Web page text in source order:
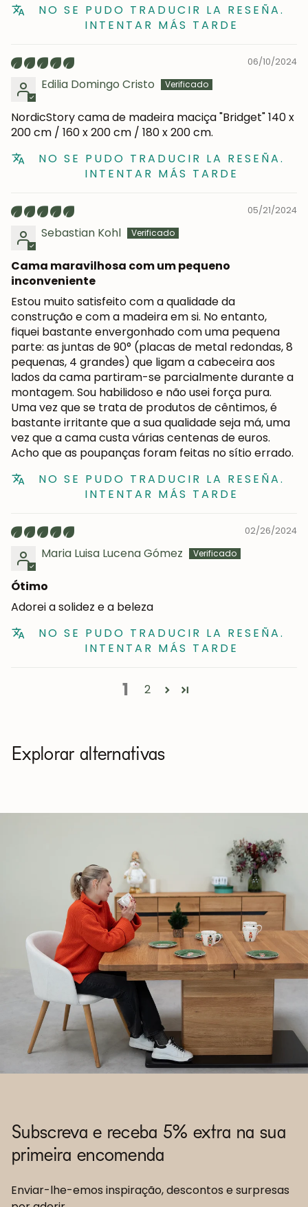
NO SE PUDO TRADUCIR LA RESEÑA.
INTENTAR MÁS TARDE
06/10/2024
Edilia Domingo Cristo
NordicStory cama de madeira maciça "Bridget" 140 x
200 cm / 160 x 200 cm / 180 x 200 cm.
NO SE PUDO TRADUCIR LA RESEÑA.
INTENTAR MÁS TARDE
05/21/2024
Sebastian Kohl
Cama maravilhosa com um pequeno
inconveniente
Estou muito satisfeito com a qualidade da
construção e com a madeira em si. No entanto,
fiquei bastante envergonhado com uma pequena
parte: as juntas de 90° (placas de metal redondas, 8
pequenas, 4 grandes) que ligam a cabeceira aos
lados da cama partiram-se parcialmente durante a
montagem. Sou habilidoso e não usei força pura.
Uma vez que se trata de produtos de cêntimos, é
bastante irritante que a sua qualidade seja má, uma
vez que a cama custa várias centenas de euros.
Acho que as poupanças foram feitas no sítio errado.
NO SE PUDO TRADUCIR LA RESEÑA.
INTENTAR MÁS TARDE
02/26/2024
Maria Luisa Lucena Gómez
Ótimo
Adorei a solidez e a beleza
NO SE PUDO TRADUCIR LA RESEÑA.
INTENTAR MÁS TARDE
1 2
Explorar alternativas
Subscreva e receba 5% extra na sua
primeira encomenda
Enviar-lhe-emos inspiração, descontos e surpresas